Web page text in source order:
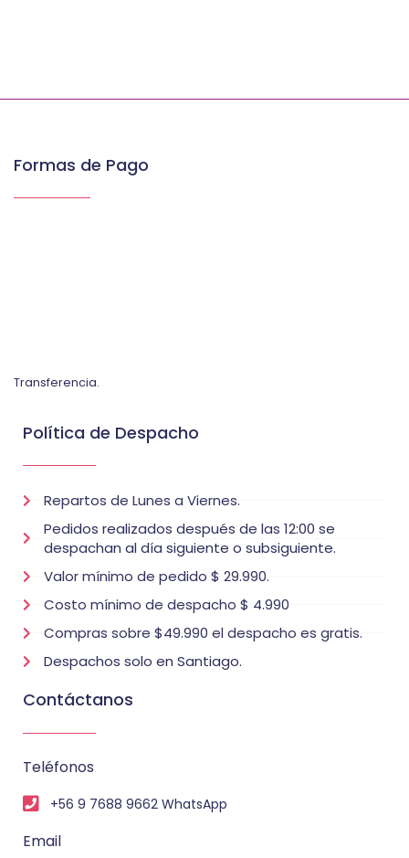
Formas de Pago
Transferencia.
Política de Despacho
Repartos de Lunes a Viernes.
Pedidos realizados después de las 12:00 se
despachan al día siguiente o subsiguiente.
Valor mínimo de pedido $ 29.990.
Costo mínimo de despacho $ 4.990
Compras sobre $49.990 el despacho es gratis.
Despachos solo en Santiago.
Contáctanos
Teléfonos
+56 9 7688 9662 WhatsApp
Email